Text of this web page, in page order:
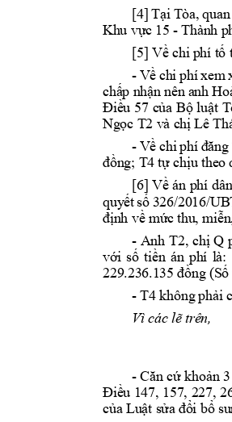
[4] Tại Tòa,
Khu vực 15 - Thành p
[5] Về chi phí tố
- Về chi phí xem
chấp nhận nên anh
Điều 57 của Bộ luật
Ngọc T2 và chị Lê
- Về chi phí đăng
đồng; T4 tự chịu theo
[6] Về án phí
quyết số 326/2016/UB
định về mức thu, miễn
- Anh T2, chị Q
với số tiền án phí là:
229.236.135 đồng (Số
- T4 không phải
Vì các lẽ trên,
- Căn cứ khoản
Điều 147, 157, 227,
của Luật sửa đổi bổ su